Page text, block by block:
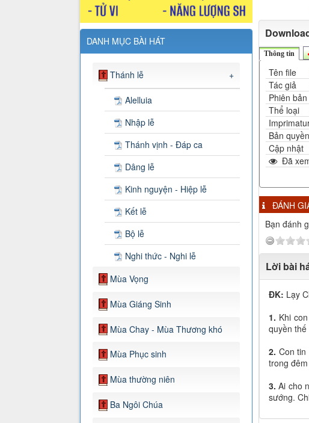
DANH MỤC BÀI HÁT
Thánh lễ +
Alelluia
Nhập lễ
Thánh vịnh - Đáp ca
Dâng lễ
Kinh nguyện - Hiệp lễ
Kết lễ
Bộ lễ
Nghi thức - Nghi lễ
Mùa Vọng
Mùa Giáng Sinh
Mùa Chay - Mùa Thương khó
Mùa Phục sinh
Mùa thường niên
Ba Ngôi Chúa
Thông tin
Tên file
Tác giả
Phiên bản
Thể loại
Bản quyền
Cập nhật
Đã
ĐÁNH
Bạn đánh
Lời bài
ĐK: Lạy
1. Khi
quyền
2. Con
trong
3.Ai cho
sướng.